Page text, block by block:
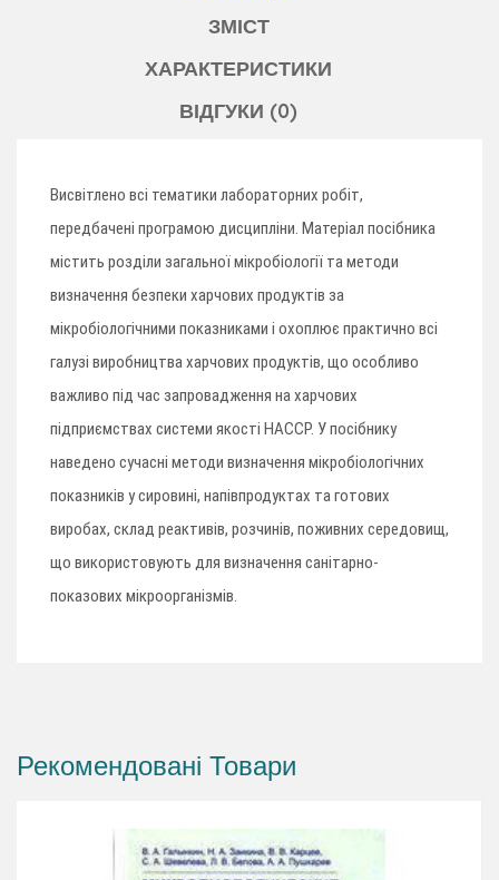
ЗМІСТ
ХАРАКТЕРИСТИКИ
ВІДГУКИ (0)
Висвітлено всі тематики лабораторних робіт,
передбачені програмою дисципліни. Матеріал посібника
містить розділи загальної мікробіології та методи
визначення безпеки харчових продуктів за
мікробіологічними показниками і охоплює практично всі
галузі виробництва харчових продуктів, що особливо
важливо під час запровадження на харчових
підприємствах системи якості НАССР. У посібнику
наведено сучасні методи визначення мікробіологічних
показників у сировині, напівпродуктах та готових
виробах, склад реактивів, розчинів, поживних середовищ,
що використовують для визначення санітарно-
показових мікроорганізмів.
Рекомендовані Товари